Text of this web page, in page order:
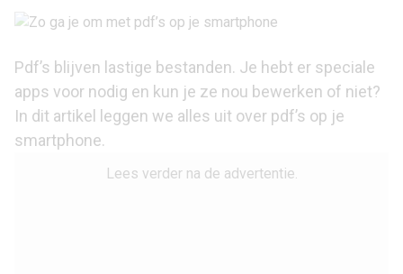
Pdf’s blijven lastige bestanden. Je hebt er speciale
apps voor nodig en kun je ze nou bewerken of niet?
In dit artikel leggen we alles uit over pdf’s op je
smartphone.
Lees verder na de advertentie.